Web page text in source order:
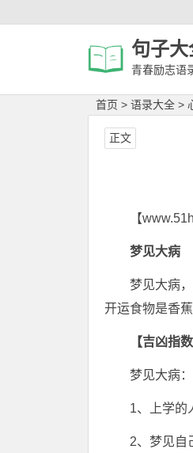
句子
青春励志语
首页 > 语录大全 >
正文
【
梦见大病
梦见大病
开运食物是香蕉
【吉凶指
梦见大病：
1、上学的
2、梦见自